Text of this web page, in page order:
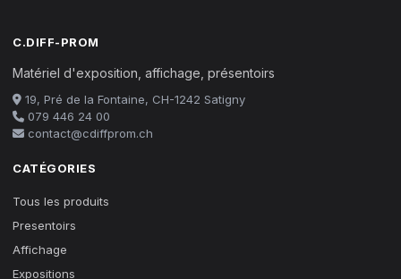
C.DIFF-PROM
Matériel d'exposition, affichage, présentoirs
19, Pré de la Fontaine, CH-1242 Satigny
079 446 24 00
contact@cdiffprom.ch
CATÉGORIES
Tous les produits
Presentoirs
Affichage
Expositions